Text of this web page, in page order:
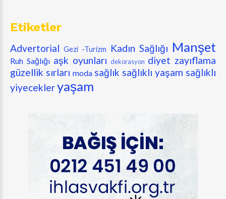
Etiketler
Advertorial Gezi -Turizm Kadın Sağlığı Manşet
Ruh Sağlığı aşk oyunları dekorasyon diyet zayıflama
güzellik sırları moda sağlık sağlıklı yaşam sağlıklı
yiyecekleryaşam